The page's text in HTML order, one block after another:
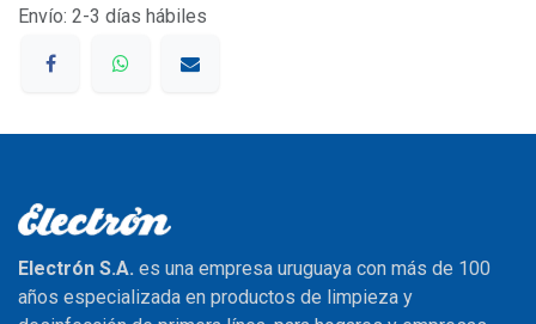
Envío: 2-3 días hábiles
Electrón S.A. es una empresa uruguaya con más de 100
años especializada en productos de limpieza y